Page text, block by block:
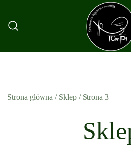
treści
Strona główna / Sklep / Strona 3